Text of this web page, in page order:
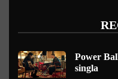
Power
singla